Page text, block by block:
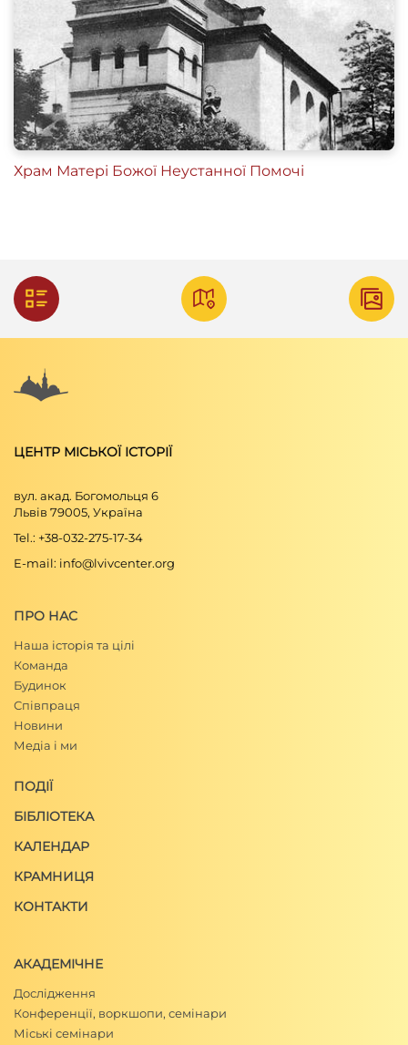
Храм Матері Божої Неустанної Помочі
ЦЕНТР МІСЬКОЇ ІСТОРІЇ
вул. акад. Богомольця 6
Львів 79005, Україна
Tel.: +38-032-275-17-34
E-mail: info@lvivcenter.org
ПРО НАС
Наша історія та цілі
Команда
Будинок
Співпраця
Новини
Медіа і ми
ПОДІЇ
БІБЛІОТЕКА
КАЛЕНДАР
КРАМНИЦЯ
КОНТАКТИ
АКАДЕМІЧНЕ
Дослідження
Конференції, воркшопи, семінари
Міські семінари